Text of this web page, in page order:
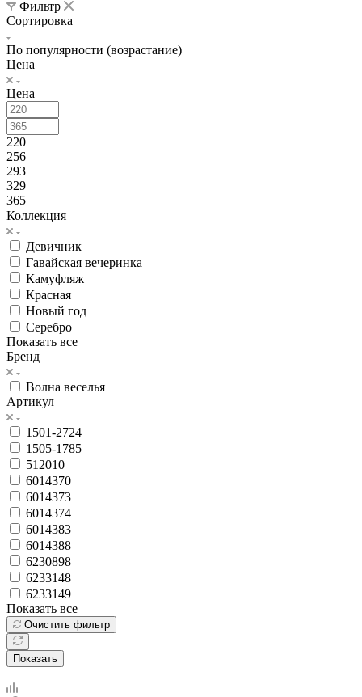
Фильтр
Сортировка
По популярности (возрастание)
Цена
Цена
220
256
293
329
365
Коллекция
Девичник
Гавайская вечеринка
Камуфляж
Красная
Новый год
Серебро
Показать все
Бренд
Волна веселья
Артикул
1501-2724
1505-1785
512010
6014370
6014373
6014374
6014383
6014388
6230898
6233148
6233149
Показать все
Очистить фильтр
Показать